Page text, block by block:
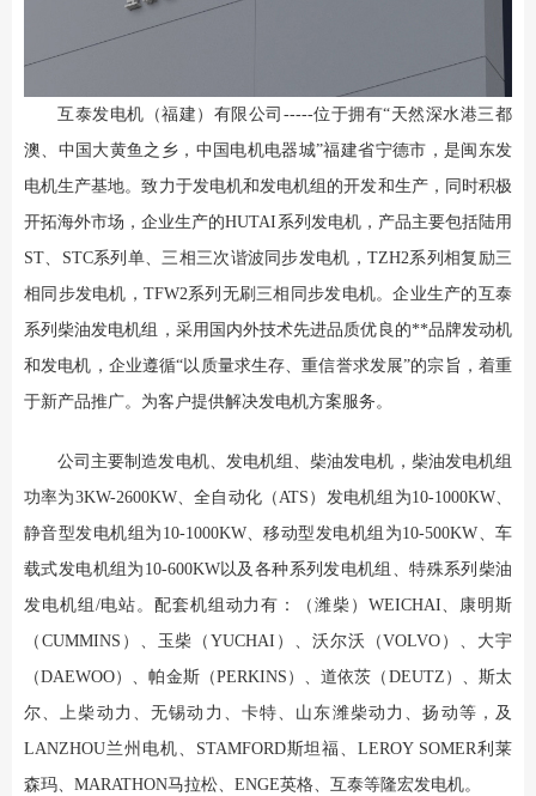
互泰发电机（福建）有限公司-----位于拥有“天然深水港三都
澳、中国大黄鱼之乡，中国电机电器城”福建省宁德市，是闽东发
电机生产基地。致力于发电机和发电机组的开发和生产，同时积极
开拓海外市场，企业生产的HUTAI系列发电机，产品主要包括陆用
ST、STC系列单、三相三次谐波同步发电机，TZH2系列相复励三
相同步发电机，TFW2系列无刷三相同步发电机。企业生产的互泰
系列柴油发电机组，采用国内外技术先进品质优良的**品牌发动机
和发电机，企业遵循“以质量求生存、重信誉求发展”的宗旨，着重
于新产品推广。为客户提供解决发电机方案服务。
公司主要制造发电机、发电机组、柴油发电机，柴油发电机组
功率为3KW-2600KW、全自动化（ATS）发电机组为10-1000KW、
静音型发电机组为10-1000KW、移动型发电机组为10-500KW、车
载式发电机组为10-600KW以及各种系列发电机组、特殊系列柴油
发电机组/电站。配套机组动力有：（潍柴）WEICHAI、康明斯
（CUMMINS）、玉柴（YUCHAI）、沃尔沃（VOLVO）、大宇
（DAEWOO）、帕金斯（PERKINS）、道依茨（DEUTZ）、斯太
尔、上柴动力、无锡动力、卡特、山东潍柴动力、扬动等，及
LANZHOU兰州电机、STAMFORD斯坦福、LEROY SOMER利莱
森玛、MARATHON马拉松、ENGE英格、互泰等隆宏发电机。